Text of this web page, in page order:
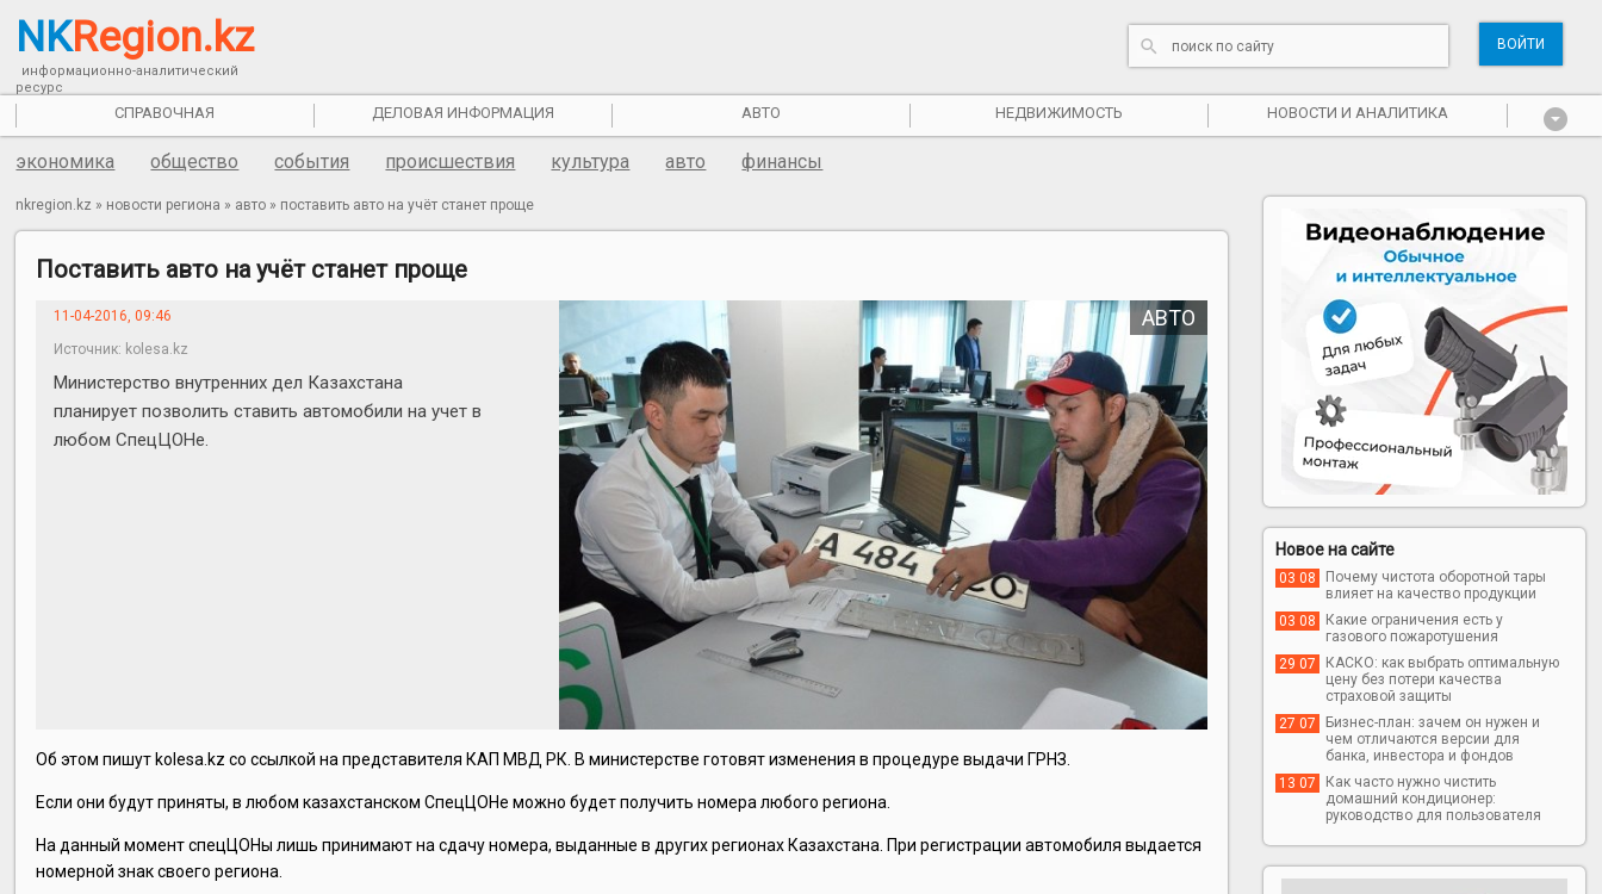
NKRegion.kz
информационно-аналитический
ресурс
ВОЙТИ
СПРАВОЧНАЯ ДЕЛОВАЯ ИНФОРМАЦИЯ АВТО НЕДВИЖИМОСТЬ НОВОСТИ И АНАЛИТИКА
экономика общество события происшествия культура авто финансы
nkregion.kz » новости региона » авто » поставить авто на учёт станет проще
Поставить авто на учёт станет проще
11-04-2016, 09:46
Источник: kolesa.kz
Министерство внутренних дел Казахстана
планирует позволить ставить автомобили на учет в
любом СпецЦОНе.
АВТО
Об этом пишут kolesa.kz со ссылкой на представителя КАП МВД РК. В министерстве готовят изменения в процедуре выдачи ГРНЗ.
Если они будут приняты, в любом казахстанском СпецЦОНе можно будет получить номера любого региона.
На данный момент спецЦОНы лишь принимают на сдачу номера, выданные в других регионах Казахстана. При регистрации автомобиля выдается
номерной знак своего региона.
Новое на сайте
03 08
Почему чистота оборотной тары
влияет на качество продукции
03 08
Какие ограничения есть у
газового пожаротушения
29 07
КАСКО: как выбрать оптимальную
цену без потери качества
страховой защиты
27 07
Бизнес-план: зачем он нужен и
чем отличаются версии для
банка, инвестора и фондов
13 07
Как часто нужно чистить
домашний кондиционер:
руководство для пользователя